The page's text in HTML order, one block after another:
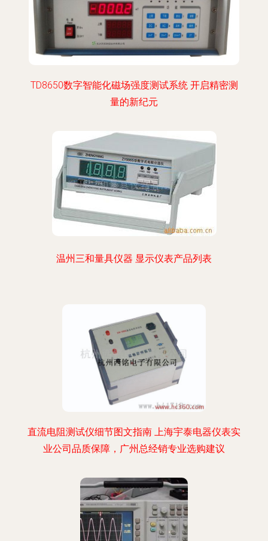
TD8650数字智能化磁场强度测试系统 开启精密测
量的新纪元
温州三和量具仪器 显示仪表产品列表
直流电阻测试仪细节图文指南 上海宇泰电器仪表实
业公司品质保障，广州总经销专业选购建议